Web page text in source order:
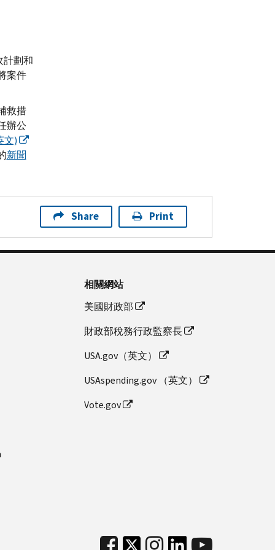
計劃和
案件
救措
辦公
文)
新聞
Share Print
相關網站
美國財政部
財政部稅務行政監察長
USA.gov（英文）
USAspending.gov （英文）
Vote.gov